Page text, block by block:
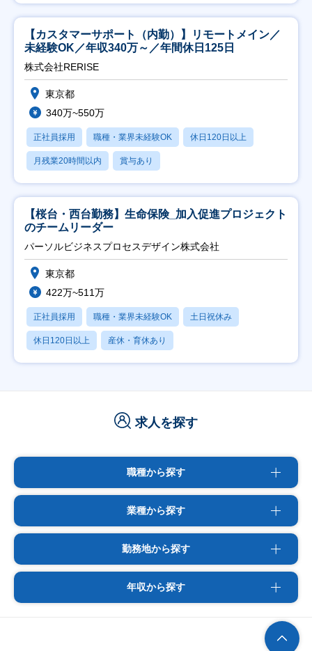
【カスタマーサポート（内勤）】リモートメイン／
未経験OK／年収340万～／年間休日125日
株式会社RERISE
東京都
340万~550万
正社員採用 職種・業界未経験OK 休日120日以上
月残業20時間以内 賞与あり
【桜台・西台勤務】生命保険_加入促進プロジェクト
のチームリーダー
パーソルビジネスプロセスデザイン株式会社
東京都
422万~511万
正社員採用 職種・業界未経験OK 土日祝休み
休日120日以上 産休・育休あり
求人を探す
職種から探す
業種から探す
勤務地から探す
年収から探す